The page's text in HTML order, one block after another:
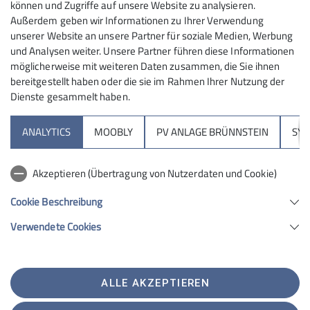
6
Sektion
Hochrieshütte
Sektion Rosenheim des Deutschen Alpenvereins e.V.
Telefon +4980312716030
können und Zugriffe auf unsere Website zu analysieren.
Außerdem geben wir Informationen zu Ihrer Verwendung
unserer Website an unsere Partner für soziale Medien, Werbung
und Analysen weiter. Unsere Partner führen diese Informationen
möglicherweise mit weiteren Daten zusammen, die Sie ihnen
bereitgestellt haben oder die sie im Rahmen Ihrer Nutzung der
Dienste gesammelt haben.
ANALYTICS MOOBLY PV ANLAGE BRÜNNSTEIN
Akzeptieren (Übertragung von Nutzerdaten und Cookie)
Cookie Beschreibung
Verwendete Cookies
ALLE AKZEPTIEREN